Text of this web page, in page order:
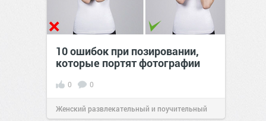
10 ошибок при позировании,
которые портят фотографии
0 0
Женский развлекательный и поучительный